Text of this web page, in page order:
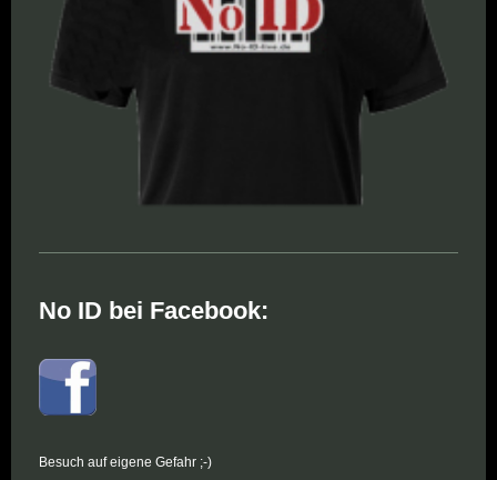
No ID bei Facebook:
Besuch auf eigene Gefahr ;-)